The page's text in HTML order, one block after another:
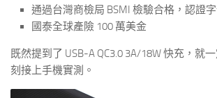
通過台灣商檢局 BSMI 檢驗合格，認證
國泰全球產險 100 萬美金
既然提到了 USB-A QC3.0 3A/18W 快充，就
刻接上手機實測。